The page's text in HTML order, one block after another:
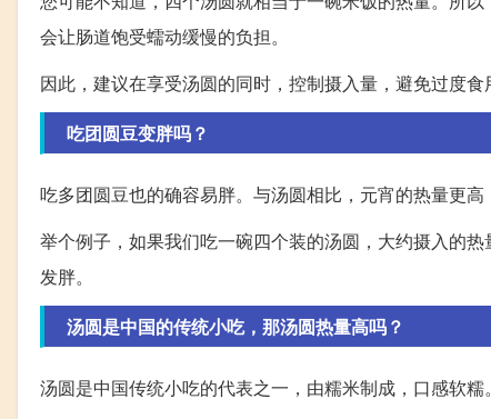
会让肠道饱受蠕动缓慢的负担。
因此，建议在享受汤圆的同时，控制摄入量，避免过度食
吃团圆豆变胖吗？
吃多团圆豆也的确容易胖。与汤圆相比，元宵的热量更
举个例子，如果我们吃一碗四个装的汤圆，大约摄入的
发胖。
汤圆是中国的传统小吃，那汤圆热量高吗？
汤圆是中国传统小吃的代表之一，由糯米制成，口感软